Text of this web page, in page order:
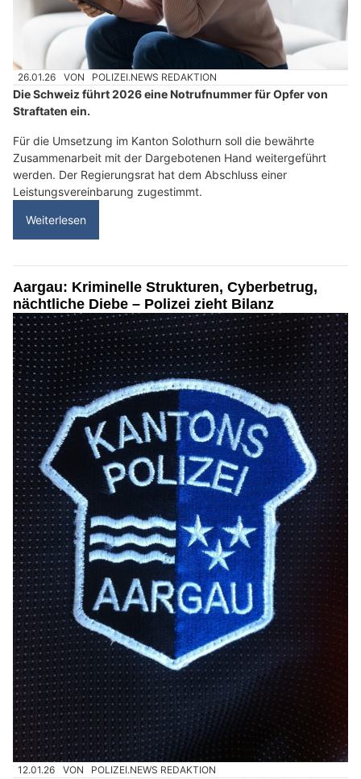
26.01.26 VON POLIZEI.NEWS REDAKTION
Die Schweiz führt 2026 eine Notrufnummer für Opfer von
Straftaten ein.
Für die Umsetzung im Kanton Solothurn soll die bewährte
Zusammenarbeit mit der Dargebotenen Hand weitergeführt
werden. Der Regierungsrat hat dem Abschluss einer
Leistungsvereinbarung zugestimmt.
Weiterlesen
Aargau: Kriminelle Strukturen, Cyberbetrug,
nächtliche Diebe – Polizei zieht Bilanz
12.01.26 VON POLIZEI.NEWS REDAKTION